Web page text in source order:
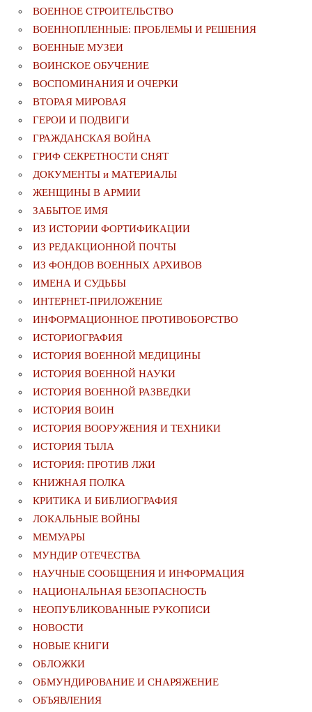
ВОЕННОЕ СТРОИТЕЛЬСТВО
ВОЕННОПЛЕННЫЕ: ПРОБЛЕМЫ И РЕШЕНИЯ
ВОЕННЫЕ МУЗЕИ
ВОИНСКОЕ ОБУЧЕНИЕ
ВОСПОМИНАНИЯ И ОЧЕРКИ
ВТОРАЯ МИРОВАЯ
ГЕРОИ И ПОДВИГИ
ГРАЖДАНСКАЯ ВОЙНА
ГРИФ СЕКРЕТНОСТИ СНЯТ
ДОКУМЕНТЫ и МАТЕРИАЛЫ
ЖЕНЩИНЫ В АРМИИ
ЗАБЫТОЕ ИМЯ
ИЗ ИСТОРИИ ФОРТИФИКАЦИИ
ИЗ РЕДАКЦИОННОЙ ПОЧТЫ
ИЗ ФОНДОВ ВОЕННЫХ АРХИВОВ
ИМЕНА И СУДЬБЫ
ИНТЕРНЕТ-ПРИЛОЖЕНИЕ
ИНФОРМАЦИОННОЕ ПРОТИВОБОРСТВО
ИСТОРИОГРАФИЯ
ИСТОРИЯ ВОЕННОЙ МЕДИЦИНЫ
ИСТОРИЯ ВОЕННОЙ НАУКИ
ИСТОРИЯ ВОЕННОЙ РАЗВЕДКИ
ИСТОРИЯ ВОИН
ИСТОРИЯ ВООРУЖЕНИЯ И ТЕХНИКИ
ИСТОРИЯ ТЫЛА
ИСТОРИЯ: ПРОТИВ ЛЖИ
КНИЖНАЯ ПОЛКА
КРИТИКА И БИБЛИОГРАФИЯ
ЛОКАЛЬНЫЕ ВОЙНЫ
МЕМУАРЫ
МУНДИР ОТЕЧЕСТВА
НАУЧНЫЕ СООБЩЕНИЯ И ИНФОРМАЦИЯ
НАЦИОНАЛЬНАЯ БЕЗОПАСНОСТЬ
НЕОПУБЛИКОВАННЫЕ РУКОПИСИ
НОВОСТИ
НОВЫЕ КНИГИ
ОБЛОЖКИ
ОБМУНДИРОВАНИЕ И СНАРЯЖЕНИЕ
ОБЪЯВЛЕНИЯ